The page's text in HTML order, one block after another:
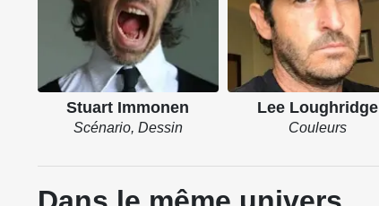
Stuart Immonen
Scénario, Dessin
Lee Loughridge
Couleurs